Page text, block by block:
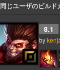
同じユーザのビルド
8.1
by